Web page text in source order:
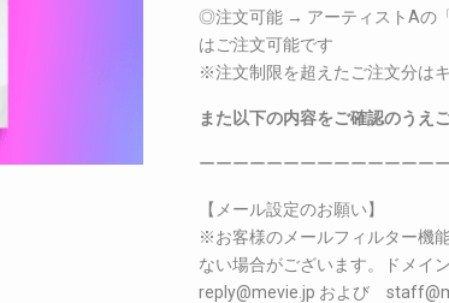
◎注文可能 → アーティストAの
はご注文可能です
※注文制限を超えたご注文分は
また以下の内容をご確認のうえ
ーーーーーーーーーーーーーー
【メール設定のお願い】
※お客様のメールフィルター機
ない場合がございます。ドメイ
reply@mevie.jp および